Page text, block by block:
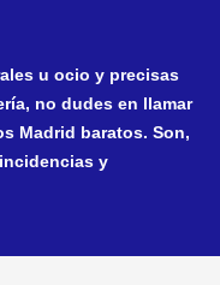
u ocio y precisas
no dudes en llamar
Madrid baratos. Son,
y